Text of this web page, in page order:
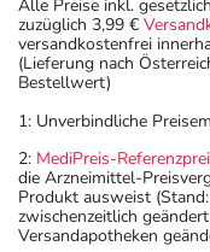
Alle Preise inkl.
zuzüglich 3,99 €
versandkostenfrei
(Lieferung nach
Bestellwert)
1: Unverbindliche
2: MediPreis-
die Arzneimittel-
Produkt ausweist
zwischenzeitlich
Versandapotheken